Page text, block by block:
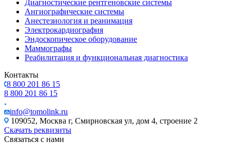
Диагностические рентгеновские системы
Ангиографические системы
Анестезиология и реанимация
Электрокардиография
Эндоскопическое оборудование
Маммографы
Реабилитация и функциональная диагностика
Контакты
8 800 201 86 15
8 800 201 86 15
info@tomolink.ru
109052, Москва г, Смирновская ул, дом 4, строение 2
Скачать реквизиты
Связаться с нами